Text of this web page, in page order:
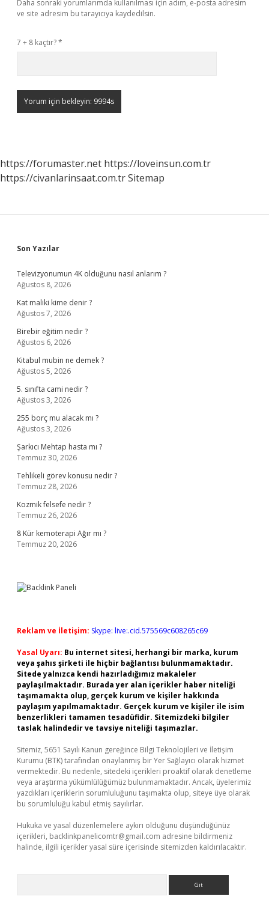
Daha sonraki yorumlarımda kullanılması için adım, e-posta adresim
ve site adresim bu tarayıcıya kaydedilsin.
7 + 8 kaçtır?*
https://forumaster.net https://loveinsun.com.tr
https://civanlarinsaat.com.trSitemap
Sidebar
Son Yazılar
Televizyonumun 4K olduğunu nasıl anlarım ?
Ağustos 8, 2026
Kat maliki kime denir ?
Ağustos 7, 2026
Birebir eğitim nedir ?
Ağustos 6, 2026
Kitabul mubin ne demek ?
Ağustos 5, 2026
5. sınıfta cami nedir ?
Ağustos 3, 2026
255 borç mu alacak mı ?
Ağustos 3, 2026
Şarkıcı Mehtap hasta mı ?
Temmuz 30, 2026
Tehlikeli görev konusu nedir ?
Temmuz 28, 2026
Kozmik felsefe nedir ?
Temmuz 26, 2026
8 Kür kemoterapi Ağır mı ?
Temmuz 20, 2026
Reklam ve İletişim: Skype: live:.cid.575569c608265c69
Yasal Uyarı: Bu internet sitesi, herhangi bir marka, kurum
veya şahıs şirketi ile hiçbir bağlantısı bulunmamaktadır.
Sitede yalnızca kendi hazırladığımız makaleler
paylaşılmaktadır. Burada yer alan içerikler haber niteliği
taşımamakta olup, gerçek kurum ve kişiler hakkında
paylaşım yapılmamaktadır. Gerçek kurum ve kişiler ile isim
benzerlikleri tamamen tesadüfidir. Sitemizdeki bilgiler
taslak halindedir ve tavsiye niteliği taşımazlar.
Sitemiz, 5651 Sayılı Kanun gereğince Bilgi Teknolojileri ve İletişim
Kurumu (BTK) tarafından onaylanmış bir Yer Sağlayıcı olarak hizmet
vermektedir. Bu nedenle, sitedeki içerikleri proaktif olarak denetleme
veya araştırma yükümlülüğümüz bulunmamaktadır. Ancak, üyelerimiz
yazdıkları içeriklerin sorumluluğunu taşımakta olup, siteye üye olarak
bu sorumluluğu kabul etmiş sayılırlar.
Hukuka ve yasal düzenlemelere aykırı olduğunu düşündüğünüz
içerikleri, backlinkpanelicomtr@gmail.com adresine bildirmeniz
halinde, ilgili içerikler yasal süre içerisinde sitemizden kaldırılacaktır.